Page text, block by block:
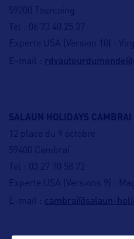
59200 Tourcoing
Tel : 06 73 40 25 37
Experte USA (Version 10) :
E-mail :
SALAUN HOLIDAYS CAMBRAI
12 place du 9 octobre
59400 Cambrai
Tel : 03 27 70 58 72
Experte USA (Versions 9) :
E-mail : cambrai@salaun-